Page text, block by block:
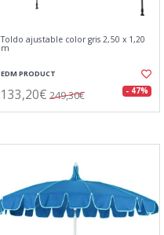
Toldo ajustable color gris 2,50 x 1,20
m
EDM PRODUCT
133,20€ 249,30€ - 47%